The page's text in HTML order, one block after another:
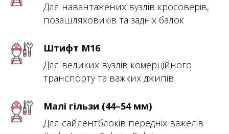
Для навантажених вузлів кросоверів,
позашляховиків та задніх балок
Штифт M16
Для великих вузлів комерційного
транспорту та важких джипів
Малі гільзи (44–54 мм)
Для сайлентблоків передніх важелів